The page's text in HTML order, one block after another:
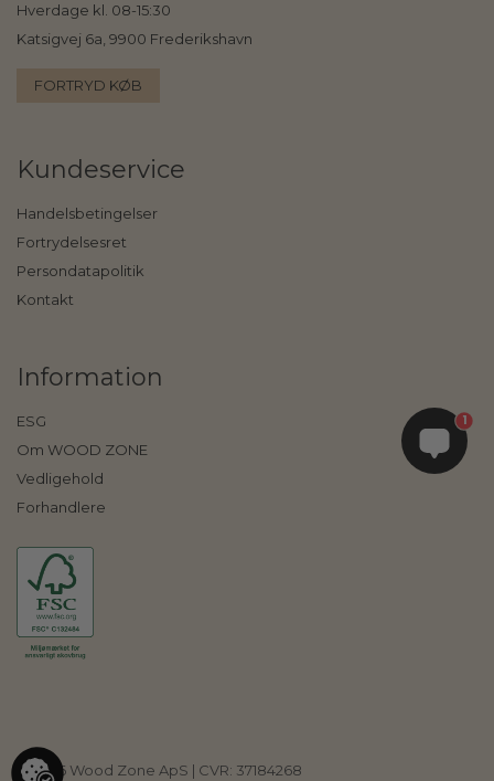
Hverdage kl. 08-15:30
Katsigvej 6a, 9900 Frederikshavn
FORTRYD KØB
Kundeservice
Handelsbetingelser
Fortrydelsesret
Persondatapolitik
Kontakt
Information
ESG
Om WOOD ZONE
Vedligehold
Forhandlere
©2026 Wood Zone ApS | CVR: 37184268
1